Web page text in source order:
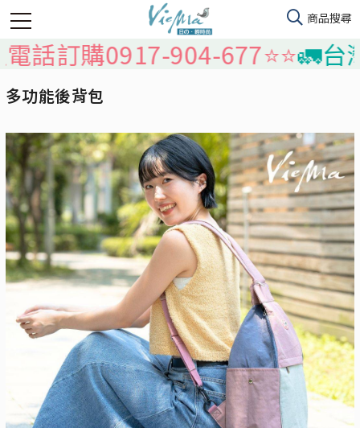
904-677⭐️⭐️🚛台灣本島免
多功能後背包